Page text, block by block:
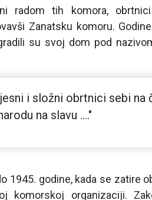
radom tih komora,
Zanatsku komoru.
su svoj dom pod
i složni obrtnici sebi na
na slavu ...."
1945. godine, kada se zatire
organizaciji.